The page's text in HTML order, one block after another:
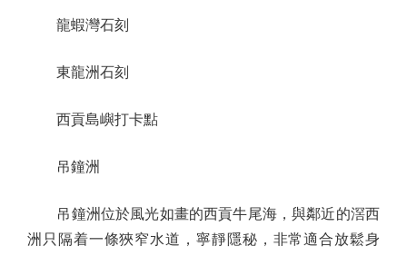
龍蝦灣石刻
東龍洲石刻
西貢島嶼打卡點
吊鐘洲
吊鐘洲位於風光如畫的西貢牛尾海，與鄰近的滘西
洲只隔着一條狹窄水道，寧靜隱秘，非常適合放鬆身